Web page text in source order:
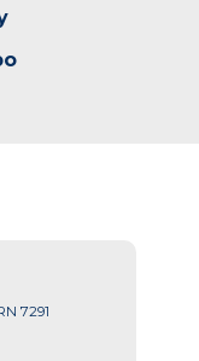
7291